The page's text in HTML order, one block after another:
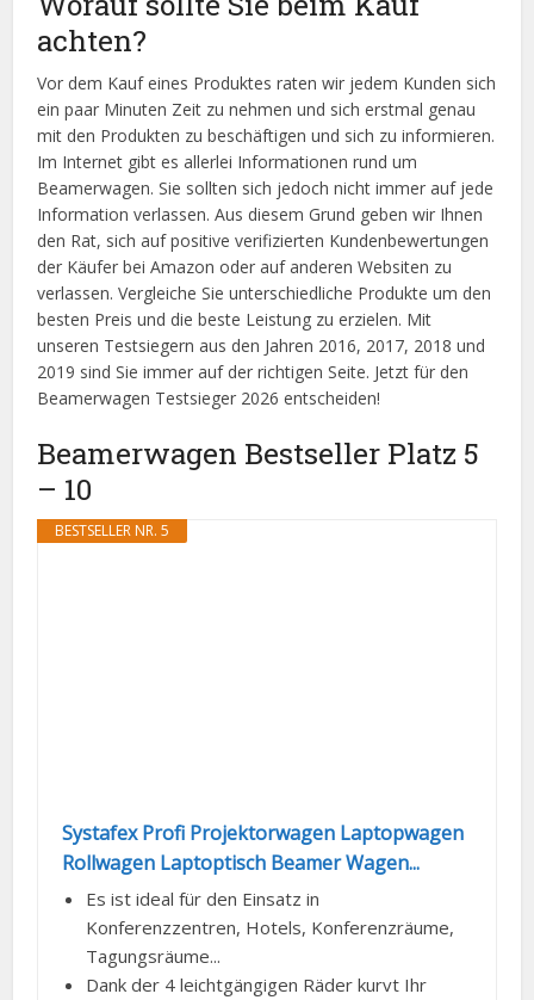
achten?
Vor dem Kauf eines Produktes raten wir jedem Kunden sich
ein paar Minuten Zeit zu nehmen und sich erstmal genau
mit den Produkten zu beschäftigen und sich zu informieren.
Im Internet gibt es allerlei Informationen rund um
Beamerwagen. Sie sollten sich jedoch nicht immer auf jede
Information verlassen. Aus diesem Grund geben wir Ihnen
den Rat, sich auf positive verifizierten Kundenbewertungen
der Käufer bei Amazon oder auf anderen Websiten zu
verlassen. Vergleiche Sie unterschiedliche Produkte um den
besten Preis und die beste Leistung zu erzielen. Mit
unseren Testsiegern aus den Jahren 2016, 2017, 2018 und
2019 sind Sie immer auf der richtigen Seite. Jetzt für den
Beamerwagen Testsieger 2026 entscheiden!
Beamerwagen Bestseller Platz 5
– 10
BESTSELLER NR. 5
Systafex Profi Projektorwagen Laptopwagen
Rollwagen Laptoptisch Beamer Wagen...
Es ist ideal für den Einsatz in
Konferenzzentren, Hotels, Konferenzräume,
Tagungsräume...
Dank der 4 leichtgängigen Räder kurvt Ihr